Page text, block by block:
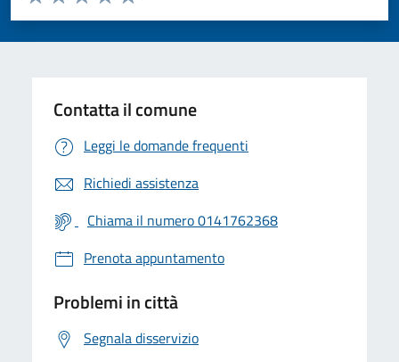
Valuta 5 stelle su 5
Valuta 4 stelle su 5
Valuta 3 stelle su 5
Valuta 2 stelle su 5
Valuta 1 stelle su 5
Contatta il comune
Leggi le domande frequenti
Richiedi assistenza
Chiama il numero 0141762368
Prenota appuntamento
Problemi in città
Segnala disservizio